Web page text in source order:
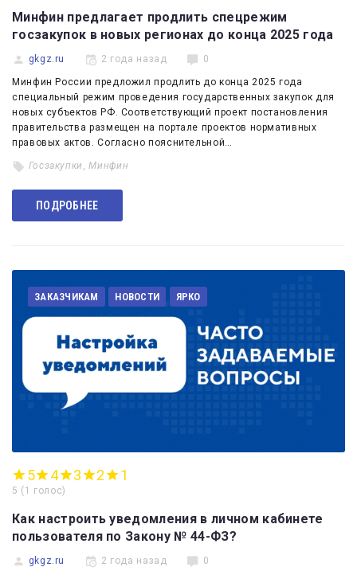
Минфин предлагает продлить спецрежим
госзакупок в новых регионах до конца 2025 года
gkgz.ru 2 года назад 0
Минфин России предложил продлить до конца 2025 года
специальный режим проведения государственных закупок для
новых субъектов РФ. Соответствующий проект постановления
правительства размещен на портале проектов нормативных
правовых актов. Согласно пояснительной…
Госзакупки ,Минфин
ПОДРОБНЕЕ
ЗАКАЗЧИКАМ НОВОСТИ ЯРКО
5 4 3 2 1
5 ( 1 голос)
Как настроить уведомления в личном кабинете
пользователя по Закону № 44-ФЗ?
gkgz.ru 2 года назад 0